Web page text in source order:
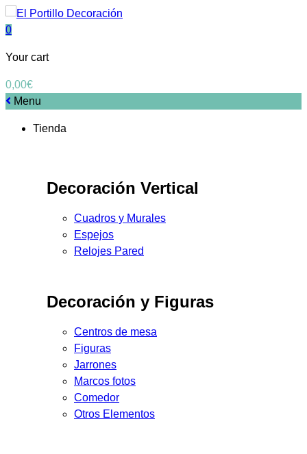
0
Your cart
0,00€
Menu
Tienda
Decoración Vertical
Cuadros y Murales
Espejos
Relojes Pared
Decoración y Figuras
Centros de mesa
Figuras
Jarrones
Marcos fotos
Comedor
Otros Elementos